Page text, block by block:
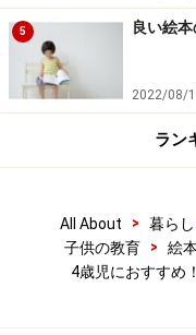
5 良い絵
2022/08/
ラン
All About > 暮らし
子供の教育
> 絵本
4歳児におすすめ